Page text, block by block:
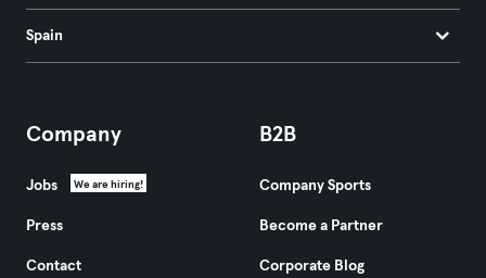
Spain
Company
Jobs We are hiring!
Press
Contact
B2B
Company Sports
Become a Partner
Corporate Blog